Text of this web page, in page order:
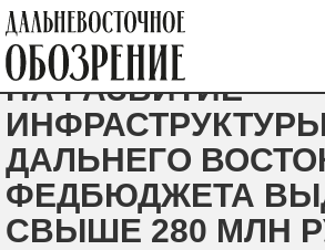
НА РАЗВИТИЕ
ДАЛЬНЕГО
ФЕДБЮДЖЕТА
СВЫШЕ 280 МЛН